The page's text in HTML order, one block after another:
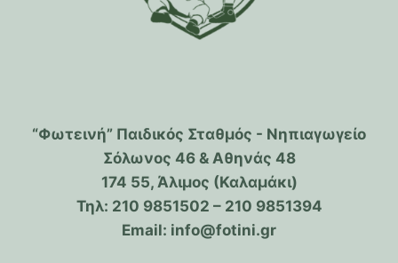
“Φωτεινή” Παιδικός Σταθμός - Νηπιαγωγείο
Σόλωνος 46 & Αθηνάς 48
174 55, Άλιμος (Καλαμάκι)
Τηλ: 210 9851502 – 210 9851394
Email: info@fotini.gr